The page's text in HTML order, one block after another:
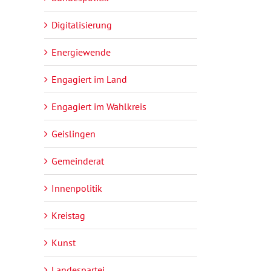
Digitalisierung
Energiewende
Engagiert im Land
Engagiert im Wahlkreis
Geislingen
Gemeinderat
Innenpolitik
Kreistag
Kunst